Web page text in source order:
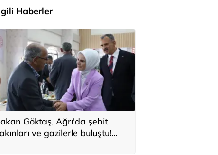
Haberler
Göktaş, Ağrı'da şehit
ve gazilerle buluştu!